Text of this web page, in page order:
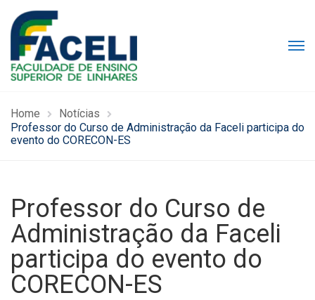
Home
Notícias
Professor do Curso de Administração da Faceli participa do
evento do CORECON-ES
Professor do Curso de
Administração da Faceli
participa do evento do
CORECON-ES